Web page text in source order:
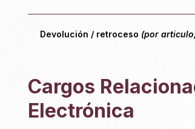
Devolución / retroceso (por
Cargos
Electrónica